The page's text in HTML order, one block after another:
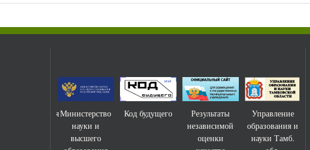
МинпросвещенияМинистерство
науки и
высшего
Код будущего
Результаты
независимой
оценки
Управление
образования и
науки Тамб.